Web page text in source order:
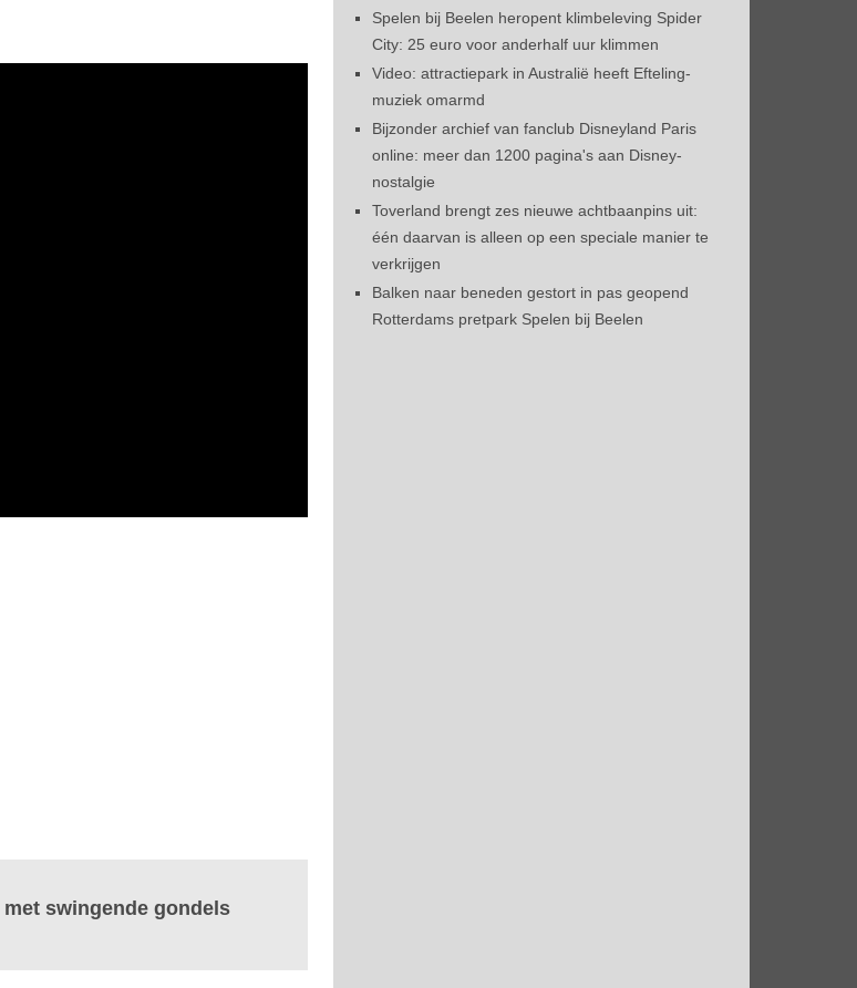
swingende gondels
Spelen bij Beelen heropent klimbeleving Spider
City: 25 euro voor anderhalf uur klimmen
Video: attractiepark in Australië heeft Efteling-
muziek omarmd
Bijzonder archief van fanclub Disneyland Paris
online: meer dan 1200 pagina's aan Disney-
nostalgie
Toverland brengt zes nieuwe achtbaanpins uit:
één daarvan is alleen op een speciale manier te
verkrijgen
Balken naar beneden gestort in pas geopend
Rotterdams pretpark Spelen bij Beelen